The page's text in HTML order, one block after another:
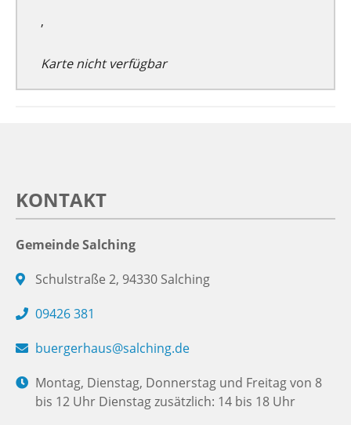
,
Karte nicht verfügbar
KONTAKT
Gemeinde Salching
Schulstraße 2, 94330 Salching
09426 381
buergerhaus@salching.de
Montag, Dienstag, Donnerstag und Freitag von 8
bis 12 Uhr Dienstag zusätzlich: 14 bis 18 Uhr